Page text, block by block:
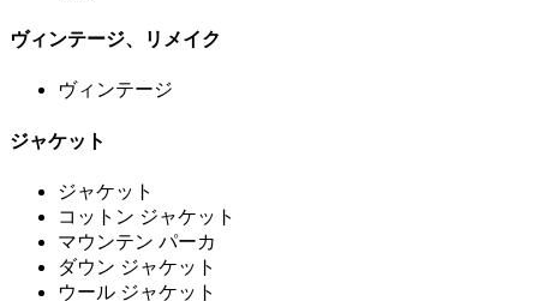
ヴィンテージ、リメイク
ヴィンテージ
ジャケット
ジャケット
コットン ジャケット
マウンテン パーカ
ダウン ジャケット
ウール ジャケット